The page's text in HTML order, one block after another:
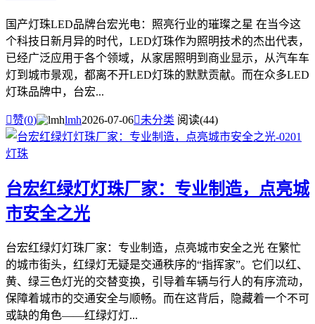
国产灯珠LED品牌台宏光电：照亮行业的璀璨之星 在当今这
个科技日新月异的时代，LED灯珠作为照明技术的杰出代表，
已经广泛应用于各个领域，从家居照明到商业显示，从汽车车
灯到城市景观，都离不开LED灯珠的默默贡献。而在众多LED
灯珠品牌中，台宏...
赞(0) lmh2026-07-06未分类 阅读(44)
台宏红绿灯灯珠厂家：专业制造，点亮城
市安全之光
台宏红绿灯灯珠厂家：专业制造，点亮城市安全之光 在繁忙
的城市街头，红绿灯无疑是交通秩序的“指挥家”。它们以红、
黄、绿三色灯光的交替变换，引导着车辆与行人的有序流动，
保障着城市的交通安全与顺畅。而在这背后，隐藏着一个不可
或缺的角色——红绿灯灯...